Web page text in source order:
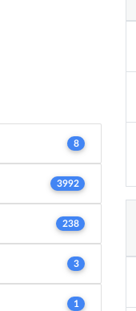
8
3992
238
3
1